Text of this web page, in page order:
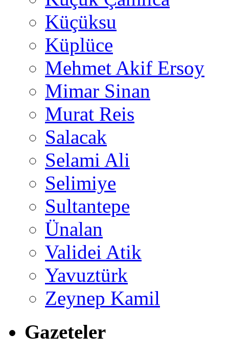
Küçüksu
Küplüce
Mehmet Akif Ersoy
Mimar Sinan
Murat Reis
Salacak
Selami Ali
Selimiye
Sultantepe
Ünalan
Validei Atik
Yavuztürk
Zeynep Kamil
Gazeteler